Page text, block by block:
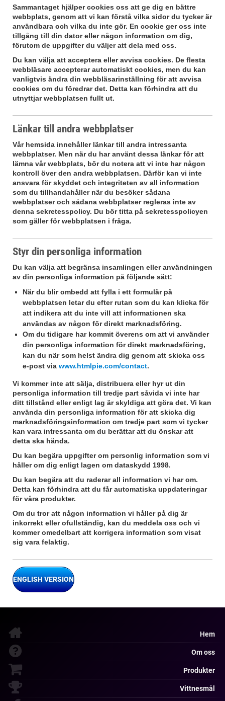
Sammantaget hjälper cookies oss att ge dig en bättre
webbplats, genom att vi kan förstå vilka sidor du tycker är
användbara och vilka du inte gör. En cookie ger oss inte
tillgång till din dator eller någon information om dig,
förutom de uppgifter du väljer att dela med oss.
Du kan välja att acceptera eller avvisa cookies. De flesta
webbläsare accepterar automatiskt cookies, men du kan
vanligtvis ändra din webbläsarinställning för att avvisa
cookies om du föredrar det. Detta kan förhindra att du
utnyttjar webbplatsen fullt ut.
Länkar till andra webbplatser
Vår hemsida innehåller länkar till andra intressanta
webbplatser. Men när du har använt dessa länkar för att
lämna vår webbplats, bör du notera att vi inte har någon
kontroll över den andra webbplatsen. Därför kan vi inte
ansvara för skyddet och integriteten av all information
som du tillhandahåller när du besöker sådana
webbplatser och sådana webbplatser regleras inte av
denna sekretesspolicy. Du bör titta på sekretesspolicyen
som gäller för webbplatsen i fråga.
Styr din personliga information
Du kan välja att begränsa insamlingen eller användningen
av din personliga information på följande sätt:
När du blir ombedd att fylla i ett formulär på
webbplatsen letar du efter rutan som du kan klicka för
att indikera att du inte vill att informationen ska
användas av någon för direkt marknadsföring.
Om du tidigare har kommit överens om att vi använder
din personliga information för direkt marknadsföring,
kan du när som helst ändra dig genom att skicka oss
e-post via www.htmlpie.com/contact.
Vi kommer inte att sälja, distribuera eller hyr ut din
personliga information till tredje part såvida vi inte har
ditt tillstånd eller enligt lag är skyldiga att göra det. Vi kan
använda din personliga information för att skicka dig
marknadsföringsinformation om tredje part som vi tycker
kan vara intressanta om du berättar att du önskar att
detta ska hända.
Du kan begära uppgifter om personlig information som vi
håller om dig enligt lagen om dataskydd 1998.
Du kan begära att du raderar all information vi har om.
Detta kan förhindra att du får automatiska uppdateringar
för våra produkter.
Om du tror att någon information vi håller på dig är
inkorrekt eller ofullständig, kan du meddela oss och vi
kommer omedelbart att korrigera information som visat
sig vara felaktig.
ENGLISH VERSION
Hem
Om oss
Produkter
Vittnesmål